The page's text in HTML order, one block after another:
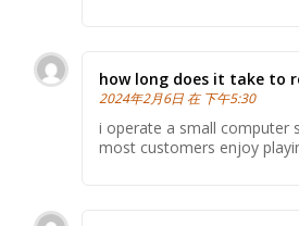
how long does it take to
2024年2月6日 在 下午5:30
i operate a small computer
most customers enjoy